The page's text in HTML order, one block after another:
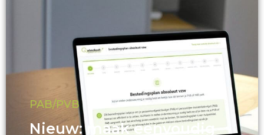
PAB/PVB
Nieuw: maak eenvoudig